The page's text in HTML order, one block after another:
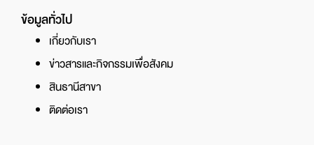
ข้อมูลทั่วไป
เกี่ยวกับเรา
ข่าวสารและกิจกรรมเพื่อสังคม
สินธานีสาขา
ติดต่อเรา